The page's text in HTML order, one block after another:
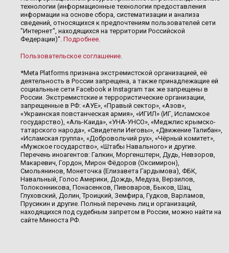
технологии (информационные технологии предоставления
информации на основе сбора, систематизации и анализа
сведений, относящихся к предпочтениям пользователей сети
"Интернет", находящихся на территории Российской
Федерации)". Подробнее.
Пользовательское соглашение.
*Meta Platforms признана экстремистской организацией, её
деятельность в России запрещена, а также принадлежащие ей
социальные сети Facebook и Instagram так же запрещены в
России. Экстремистские и террористические организации,
запрещенные в РФ: «АУЕ», «Правый сектор», «Азов»,
«Украинская повстанческая армия», «ИГИЛ» (ИГ, Исламское
государство), «Аль-Каида», «УНА-УНСО», «Меджлис крымско-
татарского народа», «Свидетели Иеговы», «Движение Талибан»,
«Исламская группа», «Добровольчий рух», «Чёрный комитет»,
«Мужское государство», «Штабы Навального» и другие.
Перечень иноагентов: Галкин, Моргенштерн, Дудь, Невзоров,
Макаревич, Гордон, Мирон Фёдоров (Оксимирон),
Смольянинов, Монеточка (Елизавета Гардымова), ФБК,
Навальный, Голос Америки, Дождь, Медуза, Верзилов,
Толоконникова, Понасенков, Пивоваров, Быков, Шац,
Глуховский, Долин, Троицкий, Земфира, Гудков, Варламов,
Прусикин и другие. Полный перечень лиц и организаций,
находящихся под судебным запретом в России, можно найти на
сайте Минюста РФ.